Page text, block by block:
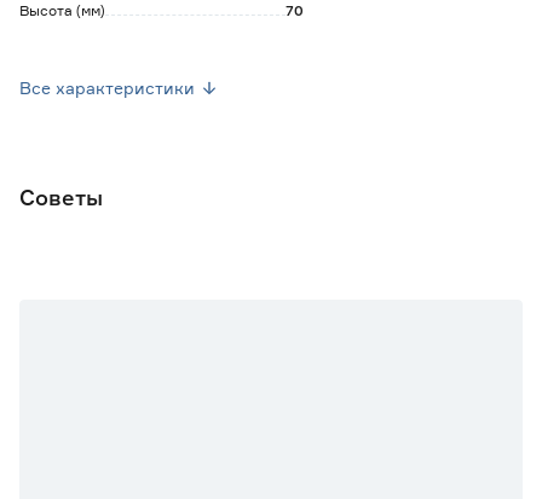
Высота (мм) 70
Все характеристики
Советы